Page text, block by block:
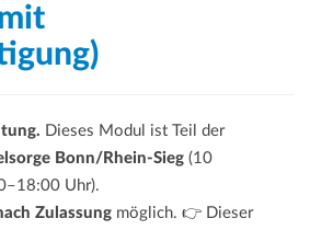
Dieses Modul ist Teil der
Bonn/Rhein-Sieg (10
Uhr).
Zulassung möglich. 👉 Dieser